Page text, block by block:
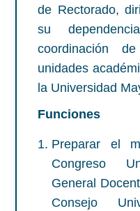
de Rectorado,
su
coordinación
unidades
la Universidad
Funciones
Preparar el
Congreso
General
Consejo